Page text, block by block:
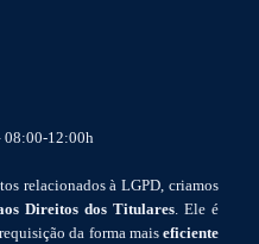
08:00-12:00h
relacionados à LGPD, criamos
Direitos dos Titulares . Ele é
da forma maiseficiente